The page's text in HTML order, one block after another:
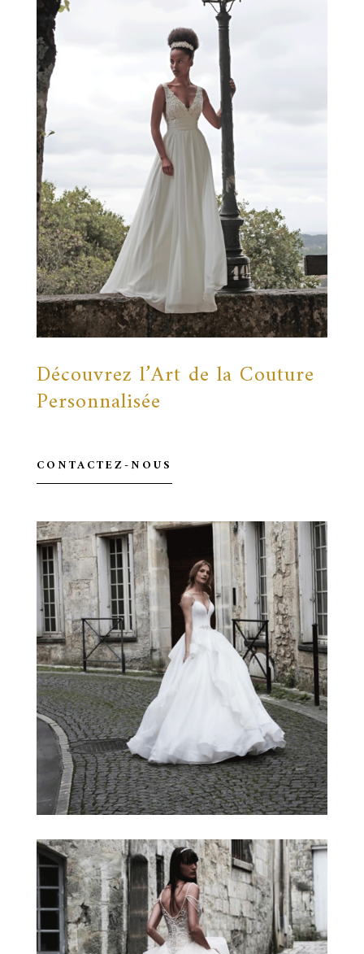
Découvrez l’Art de la Couture
Personnalisée
CONTACTEZ-NOUS